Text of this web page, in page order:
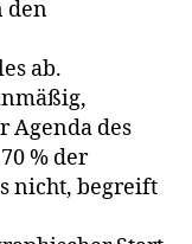
den
ab.
Agenda des
% der
nicht, begreift